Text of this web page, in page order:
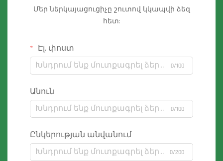
Մեր ներկայացուցիչը շուտով կկապվի ձեզ
հետ:
Էլ. փոստ
0/100
Անուն
0/100
Ընկերության անվանում
0/200